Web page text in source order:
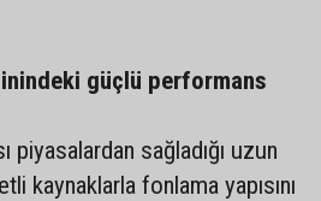
güçlü performans
piyasalardan sağladığı uzun
kaynaklarla fonlama yapısını